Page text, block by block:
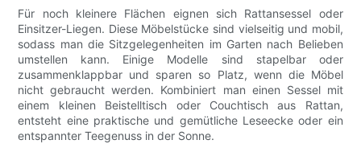
Für noch kleinere Flächen eignen sich Rattansessel oder
Einsitzer-Liegen. Diese Möbelstücke sind vielseitig und mobil,
sodass man die Sitzgelegenheiten im Garten nach Belieben
umstellen kann. Einige Modelle sind stapelbar oder
zusammenklappbar und sparen so Platz, wenn die Möbel
nicht gebraucht werden. Kombiniert man einen Sessel mit
einem kleinen Beistelltisch oder Couchtisch aus Rattan,
entsteht eine praktische und gemütliche Leseecke oder ein
entspannter Teegenuss in der Sonne.